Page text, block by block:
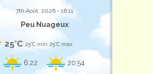
7th Août, 2026 - 16:11
Peu Nuageux
25°C 25°C min 25°C max
6:22 20:54